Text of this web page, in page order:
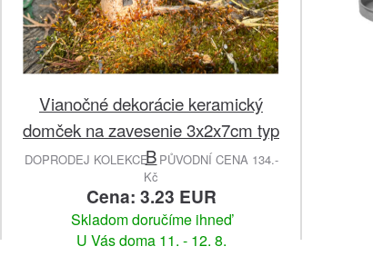
Vianočné dekorácie keramický
domček na zavesenie 3x2x7cm typ
B
DOPRODEJ KOLEKCE - PŮVODNÍ CENA 134.-
Kč
Cena: 3.23 EUR
Skladom doručíme ihneď
U Vás doma 11. - 12. 8.